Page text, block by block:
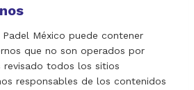
México puede contener
que no son operados por
revisado todos los sitios
responsables de los contenidos